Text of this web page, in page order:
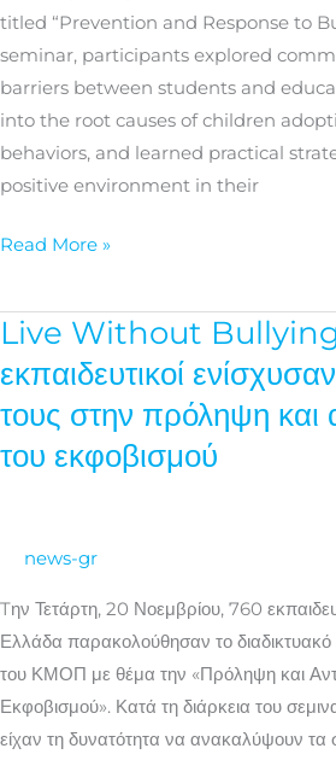
titled “Prevention and Response to
seminar, participants explored
barriers between students and
into the root causes of children
behaviors, and learned practical
positive environment in their
prevention
and
management
of
bullying
Read More »
Live Without
εκπαιδευτικοί
τους στην πρόληψη και
του εκφοβισμού
news-gr
Tην Τετάρτη, 20 Νοεμβρίου, 760
Ελλάδα παρακολούθησαν το διαδικτυακό
του ΚΜΟΠ με θέμα την «Πρόληψη και
Εκφοβισμού». Κατά τη διάρκεια του
είχαν τη δυνατότητα να ανακαλύψουν τα
Live
Bullying
760
τους
στην
πρόληψη
και
αντιμετώπιση